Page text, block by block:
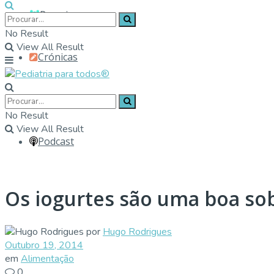
Parceiros
Crónicas
Contactos
Podcast
No Result
View All Result
No Result
View All Result
Os iogurtes são uma boa
por Hugo Rodrigues
Outubro 19, 2014
em Alimentação